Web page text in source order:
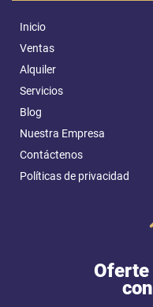
Inicio
Ventas
Alquiler
Servicios
Blog
Nuestra Empresa
Contáctenos
Políticas de privacidad